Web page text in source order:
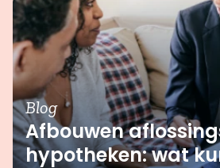
Blog
Afbouwen
hypotheken: wat